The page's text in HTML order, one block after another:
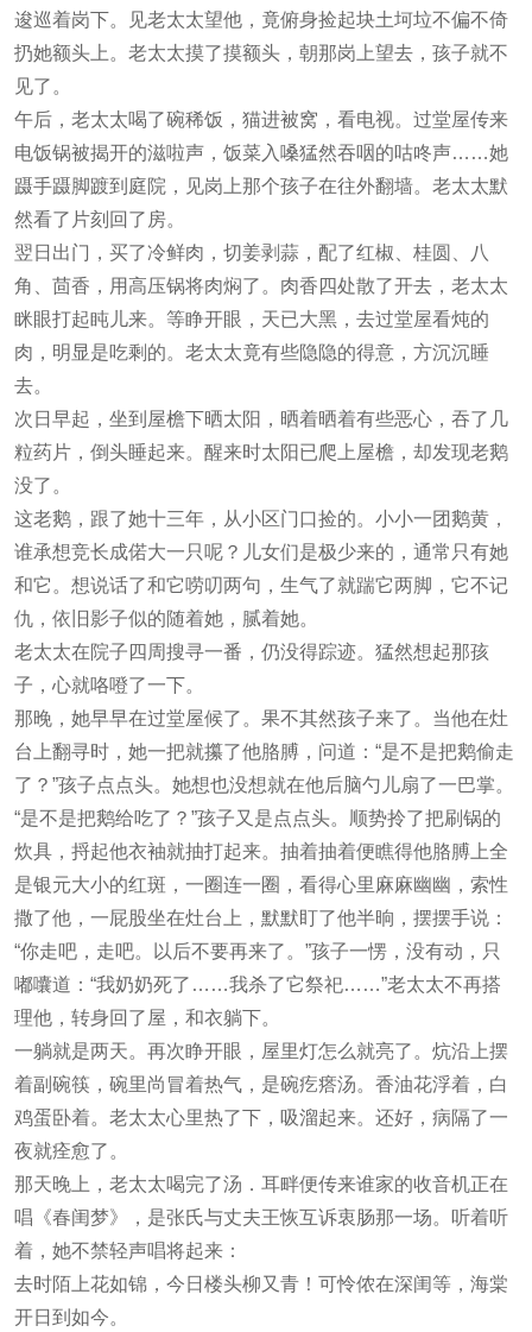
逡巡着岗下。见老太太望他，竟俯身捡起块土坷垃不偏不倚
扔她额头上。老太太摸了摸额头，朝那岗上望去，孩子就不
见了。
午后，老太太喝了碗稀饭，猫进被窝，看电视。过堂屋传来
电饭锅被揭开的滋啦声，饭菜入嗓猛然吞咽的咕咚声……她
蹑手蹑脚踱到庭院，见岗上那个孩子在往外翻墙。老太太默
然看了片刻回了房。
翌日出门，买了冷鲜肉，切姜剥蒜，配了红椒、桂圆、八
角、茴香，用高压锅将肉焖了。肉香四处散了开去，老太太
眯眼打起盹儿来。等睁开眼，天已大黑，去过堂屋看炖的
肉，明显是吃剩的。老太太竟有些隐隐的得意，方沉沉睡
去。
次日早起，坐到屋檐下晒太阳，晒着晒着有些恶心，吞了几
粒药片，倒头睡起来。醒来时太阳已爬上屋檐，却发现老鹅
没了。
这老鹅，跟了她十三年，从小区门口捡的。小小一团鹅黄，
谁承想竞长成偌大一只呢？儿女们是极少来的，通常只有她
和它。想说话了和它唠叨两句，生气了就踹它两脚，它不记
仇，依旧影子似的随着她，腻着她。
老太太在院子四周搜寻一番，仍没得踪迹。猛然想起那孩
子，心就咯噔了一下。
那晚，她早早在过堂屋候了。果不其然孩子来了。当他在灶
台上翻寻时，她一把就攥了他胳膊，问道：“是不是把鹅偷走
了？”孩子点点头。她想也没想就在他后脑勺儿扇了一巴掌。
“是不是把鹅给吃了？”孩子又是点点头。顺势拎了把刷锅的
炊具，捋起他衣袖就抽打起来。抽着抽着便瞧得他胳膊上全
是银元大小的红斑，一圈连一圈，看得心里麻麻幽幽，索性
撒了他，一屁股坐在灶台上，默默盯了他半晌，摆摆手说：
“你走吧，走吧。以后不要再来了。”孩子一愣，没有动，只
嘟囔道：“我奶奶死了……我杀了它祭祀……”老太太不再搭
理他，转身回了屋，和衣躺下。
一躺就是两天。再次睁开眼，屋里灯怎么就亮了。炕沿上摆
着副碗筷，碗里尚冒着热气，是碗疙瘩汤。香油花浮着，白
鸡蛋卧着。老太太心里热了下，吸溜起来。还好，病隔了一
夜就痊愈了。
那天晚上，老太太喝完了汤．耳畔便传来谁家的收音机正在
唱《春闺梦》，是张氏与丈夫王恢互诉衷肠那一场。听着听
着，她不禁轻声唱将起来：
去时陌上花如锦，今日楼头柳又青！可怜侬在深闺等，海棠
开日到如今。